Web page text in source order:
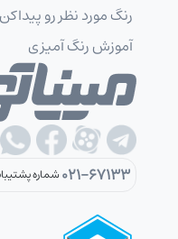
رنگ مورد نظر رو پیداکن
آموزش رنگ آمیزی
021-67133شماره